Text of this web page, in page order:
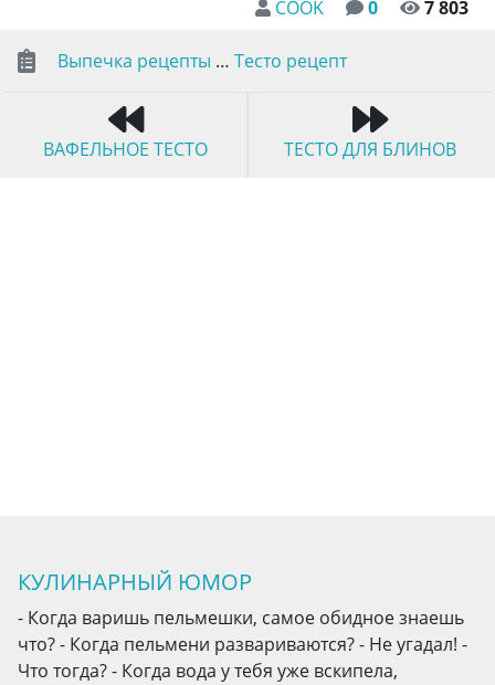
COOK 0 7 803
Выпечка рецепты … Тесто рецепт
ВАФЕЛЬНОЕ ТЕСТО ТЕСТО ДЛЯ БЛИНОВ
КУЛИНАРНЫЙ ЮМОР
- Когда варишь пельмешки, самое обидное знаешь
что? - Когда пельмени развариваются? - Не угадал! -
Что тогда? - Когда вода у тебя уже вскипела,